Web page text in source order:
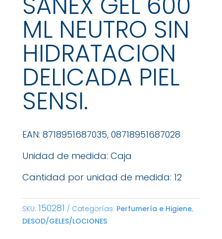
ML NEUTRO SIN
HIDRATACION
DELICADA PIEL
SENSI.
EAN: 8718951687035, 08718951687028
Unidad de medida: Caja
Cantidad por unidad de medida: 12
SKU: 150281 Categorías: Perfumería e Higiene,
DESOD/GELES/LOCIONES